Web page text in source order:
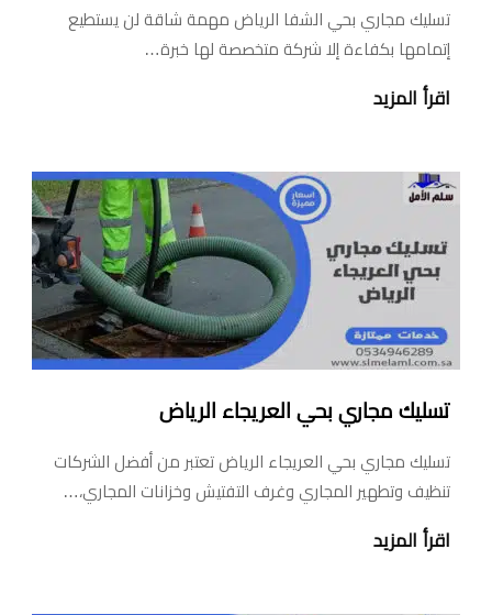
تسليك مجاري بحي الشفا الرياض مهمة شاقة لن يستطيع
إتمامها بكفاءة إلا شركة متخصصة لها خبرة…
اقرأ المزيد
تسليك مجاري بحي العريجاء الرياض
تسليك مجاري بحي العريجاء الرياض تعتبر من أفضل الشركات
تنظيف وتطهير المجاري وغرف التفتيش وخزانات المجاري،…
اقرأ المزيد